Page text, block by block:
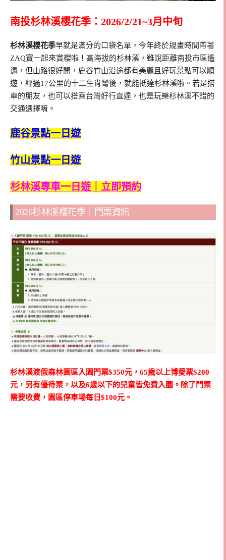
南投杉林溪櫻花季：2026/2/21~3月中旬
杉林溪櫻花季早就是滿分的口袋名單，今年終於規畫時間帶著
ZAQ寶一起來賞櫻啦！高海拔的杉林溪，雖說距離南投市區遙
遠，但山路很好開，鹿谷竹山沿途都有美麗且好玩景點可以順
遊，經過17公里的十二生肖彎後，就能抵達杉林溪啦。若是搭
車的朋友，也可以搭乘台灣好行直達，也是玩樂杉林溪不錯的
交通選擇唷。
鹿谷景點一日遊
竹山景點一日遊
杉林溪專車一日遊｜立即預約
2026杉林溪櫻花季｜門票資訊
杉林溪渡假森林園區入園門票$350元，65歲以上博愛票$200
元，另有優待票，以及6歲以下的兒童皆免費入園。除了門票
需要收費，園區停車場每日$100元。